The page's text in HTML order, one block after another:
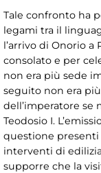
Tale confronto ha
legami tra il
l’arrivo di Onorio
consolato e per
non era più sede
seguito non era
dell’imperatore se
Teodosio I.
questione presenti
interventi di
supporre che la